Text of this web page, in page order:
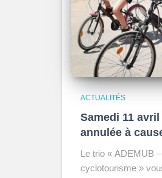
ACTUALITÉS
Samedi 11
annulée à
Le trio « ADEMUB
cyclotourisme »